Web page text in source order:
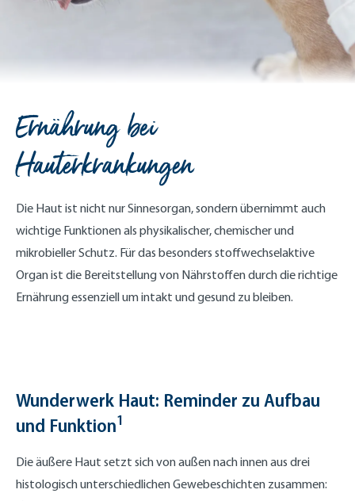
Ernährung bei
Hauterkrankungen
Die Haut ist nicht nur Sinnesorgan, sondern übernimmt auch
wichtige Funktionen als physikalischer, chemischer und
mikrobieller Schutz. Für das besonders stoffwechselaktive
Organ ist die Bereitstellung von Nährstoffen durch die richtige
Ernährung essenziell um intakt und gesund zu bleiben.
Wunderwerk Haut: Reminder zu Aufbau
und Funktion1
Die äußere Haut setzt sich von außen nach innen aus drei
histologisch unterschiedlichen Gewebeschichten zusammen: